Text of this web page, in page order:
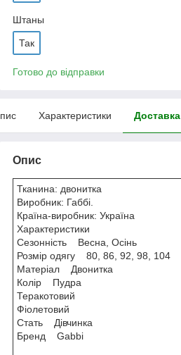
Штаны
Так
Готово до відправки
Характеристики Доставка
Опис
Тканина: двонитка
Виробник: Габбі.
Країна-виробник: Україна
Характеристики
Сезонність Весна, Осінь
Розмір одягу 80, 86, 92, 98, 104
Матеріал Двонитка
Колір Пудра
Теракотовий
Фіолетовий
Стать Дівчинка
Бренд Gabbi